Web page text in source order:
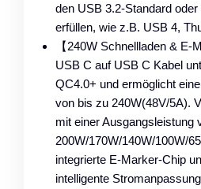
den USB 3.2-Standard
erfüllen, wie z.B. USB 4,
【240W Schnellladen & E-
USB C auf USB C Kabel
QC4.0+ und ermöglicht
von bis zu 240W(48V/5A).
mit einer Ausgangsleistung
200W/170W/140W/100W/
integrierte E-Marker-Chip
intelligente